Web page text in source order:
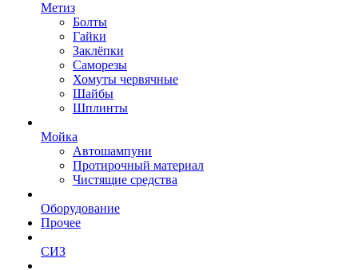
Метиз
Болты
Гайки
Заклёпки
Саморезы
Хомуты червячные
Шайбы
Шплинты
Мойка
Автошампуни
Протирочный материал
Чистящие средства
Оборудование
Прочее
СИЗ